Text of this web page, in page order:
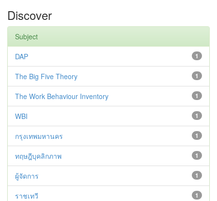
Discover
Subject
1
DAP
1
The Big Five Theory
1
The Work Behaviour Inventory
1
WBI
1
กรุงเทพมหานคร
1
ทฤษฎีบุคลิกภาพ
1
ผู้จัดการ
1
ราชเทวี